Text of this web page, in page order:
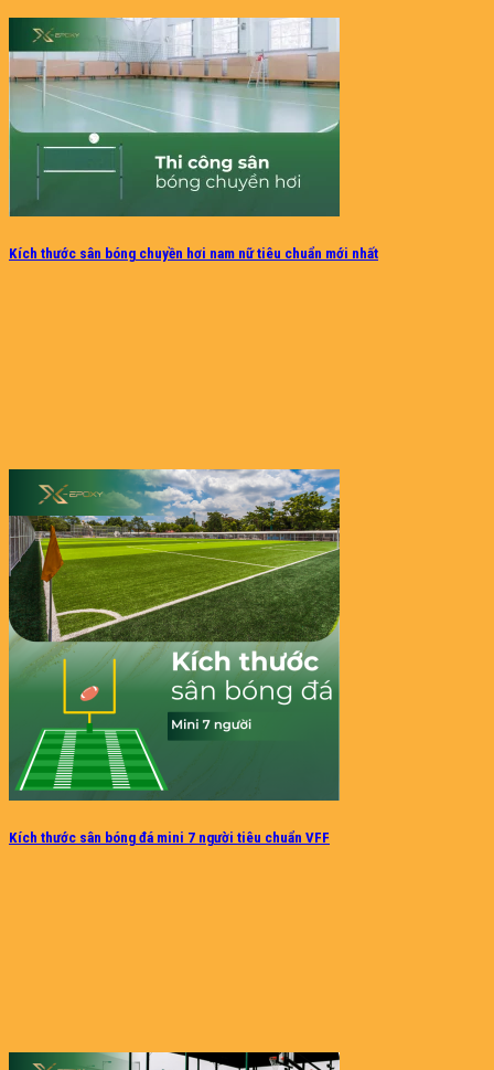
Kích thước sân bóng chuyền hơi nam nữ tiêu chuẩn mới nhất
Kích thước sân bóng đá mini 7 người tiêu chuẩn VFF